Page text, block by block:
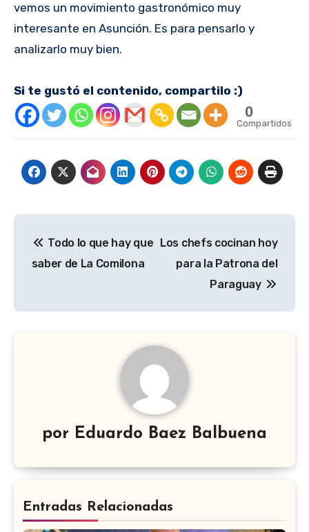
vemos un movimiento gastronómico muy
interesante en Asunción. Es para pensarlo y
analizarlo muy bien.
Si te gustó el contenido, compartilo :)
0
Compartidos
de
Todo lo que hay que
saber de La Comilona
Los chefs cocinan hoy
para la Patrona del
Paraguay
por Eduardo Baez Balbuena
Entradas Relacionadas